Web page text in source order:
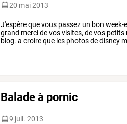
20 mai 2013
J'espèrequevous passez un bon week-
grand mercidevosvisites, devos petits
blog. a croireque les photosdedisney
Balade à pornic
9 juil. 2013